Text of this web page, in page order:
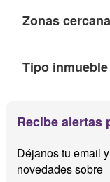
Zonas
Tipo inmueble
Recibe alertas
Déjanos tu email
novedades sobre